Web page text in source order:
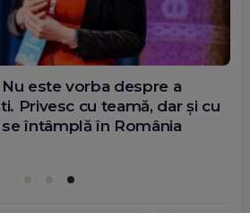
de la Google care
diaspora poate schimba